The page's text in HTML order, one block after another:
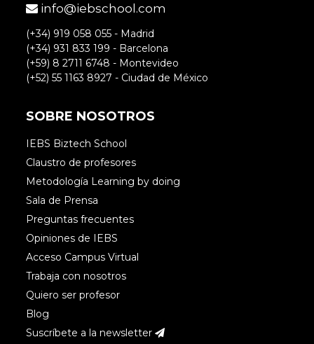
info@iebschool.com
(+34) 919 058 055 - Madrid
(+34) 931 833 199 - Barcelona
(+59) 8 2711 6748 - Montevideo
(+52) 55 1163 8927 - Ciudad de México
SOBRE NOSOTROS
IEBS Biztech School
Claustro de profesores
Metodología Learning by doing
Sala de Prensa
Preguntas frecuentes
Opiniones de IEBS
Acceso Campus Virtual
Trabaja con nosotros
Quiero ser profesor
Blog
Suscríbete a la newsletter